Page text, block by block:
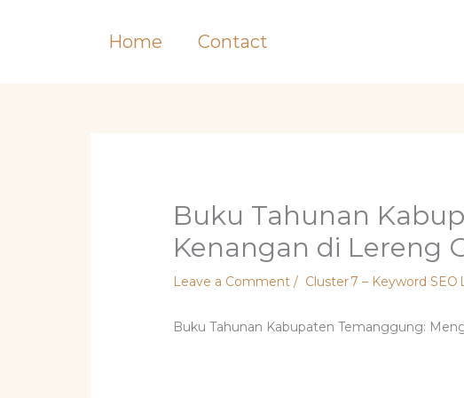
Home Contact
Buku Tahunan
Kenangan di Lereng
Leave a Comment / Cluster 7 – Keyword
Buku Tahunan Kabupaten Temanggung: